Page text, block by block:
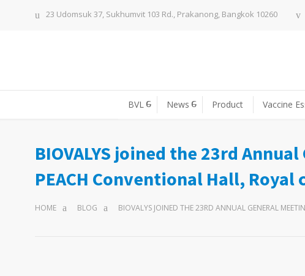
23 Udomsuk 37, Sukhumvit 103 Rd., Prakanong, Bangkok 10260
BVL News Product Vaccine
BIOVALYS joined the 23rd
PEACH Conventional Hall,
HOME BLOG BIOVALYS JOINED THE 23RD ANNUAL GENERAL